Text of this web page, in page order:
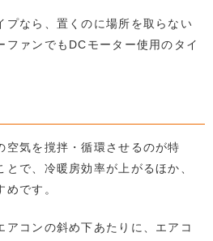
プなら、置くのに場所を取らない
ファンでもDCモーター使用のタイ
空気を撹拌・循環させるのが特
で、冷暖房効率が上がるほか、
です。
アコンの斜め下あたりに、エアコ